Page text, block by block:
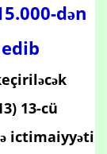
dən
13-cü
ictimaiyyəti